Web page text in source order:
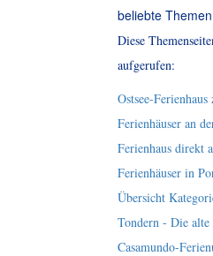
beliebte Themen
Diese
aufgerufen:
Ostsee-
Ferienhäuser an
Ferienhaus direkt
Ferienhäuser in
Übersicht
Tondern - Die alte
Casamundo-